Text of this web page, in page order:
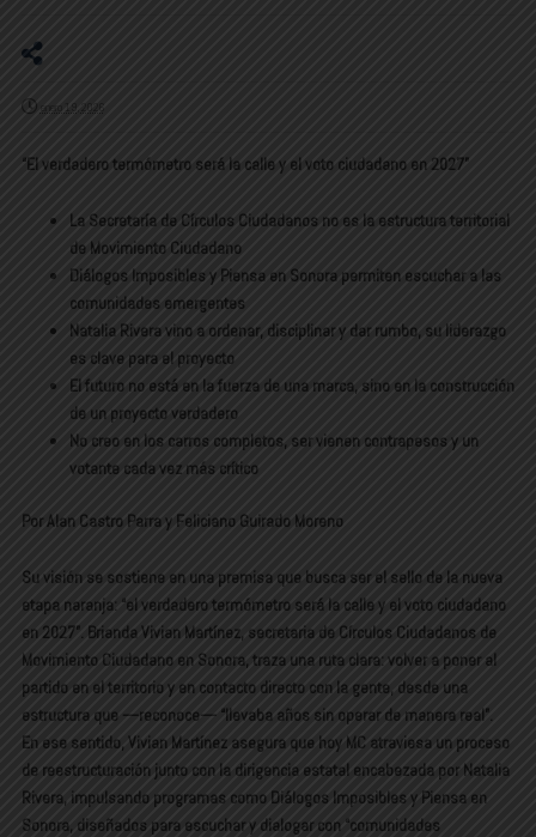
enero 19, 2026
“El verdadero termómetro será la calle y el voto ciudadano en 2027”
La Secretaría de Círculos Ciudadanos no es la estructura territorial
de Movimiento Ciudadano
Diálogos Imposibles y Piensa en Sonora permiten escuchar a las
comunidades emergentes
Natalia Rivera vino a ordenar, disciplinar y dar rumbo, su liderazgo
es clave para el proyecto
El futuro no está en la fuerza de una marca, sino en la construcción
de un proyecto verdadero
No creo en los carros completos, ser vienen contrapesos y un
votante cada vez más crítico
Por Alan Castro Parra y Feliciano Guirado Moreno
Su visión se sostiene en una premisa que busca ser el sello de la nueva
etapa naranja: “el verdadero termómetro será la calle y el voto ciudadano
en 2027”. Brianda Vivian Martínez, secretaria de Círculos Ciudadanos de
Movimiento Ciudadano en Sonora, traza una ruta clara: volver a poner al
partido en el territorio y en contacto directo con la gente, desde una
estructura que —reconoce— “llevaba años sin operar de manera real”.
En ese sentido, Vivian Martínez asegura que hoy MC atraviesa un proceso
de reestructuración junto con la dirigencia estatal encabezada por Natalia
Rivera, impulsando programas como Diálogos Imposibles y Piensa en
Sonora, diseñados para escuchar y dialogar con “comunidades